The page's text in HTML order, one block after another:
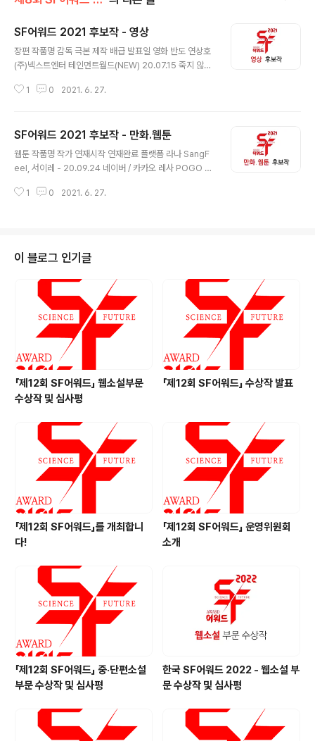
SF어워드 2021 후보작 - 영상
장편 작품명 감독 극본 제작 배급 발표일 영화 반도 연상호
(주)넥스트엔터 테인먼트월드(NEW) 20.07.15 죽지 않는
에이치(P1H): 새로운세계의시작 창 창, 허아름 (주)FNC스
름,파랑필름 스톰픽쳐스코리아, 와이드릴리즈 21.02.03
승리호 조성희 조성희, 모칸 영화사 비단길 넷플릭스 21.0
2.05 서복 이용주 이용주 STUDIO101, 티피에스컴퍼니,
교사 안은영 이경미 이경미, 정세랑 오보이프로젝트 넷플
1 0 2021. 6. 27.
SF어워드 2021 후보작 - 만화.웹툰
웹툰 작품명 작가 연재시작 연재완료 플랫폼 라나 SangF
eel, 서이레 - 20.09.24 네이버 / 카카오 레사 POGO 1
네이버 체크포인트 송가 / 은소 16.04.11 20.12.28 네이
버 갓핑크 이상신 / 국중록 18.08.17 - 네이버 사이드킥 신
의철 18.10.15 20.11.17 네이버 하우스키퍼 채용택/유현 1
9.01.21 - 네이버 버그 해마/송지형 19.02.14 - 네이버 사
우러스 이노 19.04.18 ..
1 0 2021. 6. 27.
이 블로그 인기글
「제12회 SF어워드」 웹소설부문
수상작 및 심사평
「제12회 SF어워드」 수상작 발표
「제12회 SF어워드」를 개최합니
다!
「제12회 SF어워드」 운영위원회
소개
「제12회 SF어워드」 중·단편소설
부문 수상작 및 심사평
한국 SF어워드 2022 - 웹소설 부
문 수상작 및 심사평